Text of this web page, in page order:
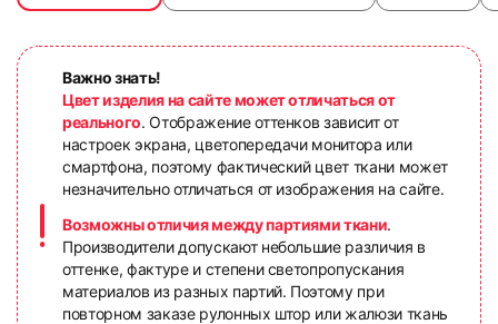
Важно знать!
Цвет изделия на сайте может отличаться от
реального. Отображение оттенков зависит от
настроек экрана, цветопередачи монитора или
смартфона, поэтому фактический цвет ткани может
незначительно отличаться от изображения на сайте.
Возможны отличия между партиями ткани.
Производители допускают небольшие различия в
оттенке, фактуре и степени светопропускания
материалов из разных партий. Поэтому при
повторном заказе рулонных штор или жалюзи ткань